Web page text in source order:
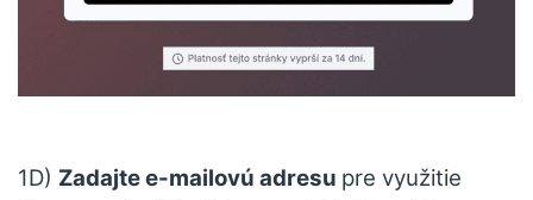
1D) Zadajte e-mailovú adresu pre využitie